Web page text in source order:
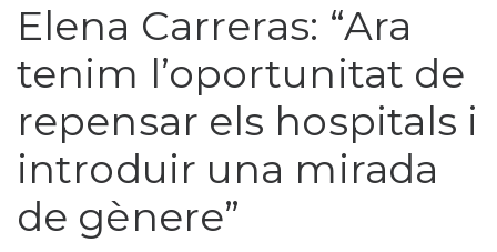
Elena Carreras: “Ara
tenim l’oportunitat de
repensar els hospitals i
introduir una mirada
de gènere”